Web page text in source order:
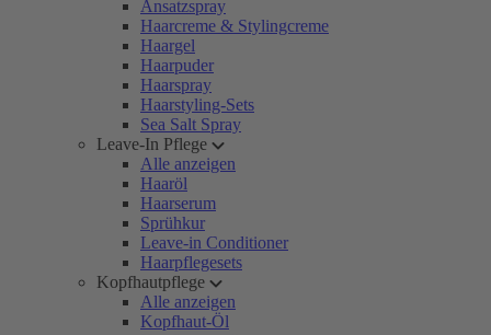
Ansatzspray
Haarcreme & Stylingcreme
Haargel
Haarpuder
Haarspray
Haarstyling-Sets
Sea Salt Spray
Leave-In Pflege
Alle anzeigen
Haaröl
Haarserum
Sprühkur
Leave-in Conditioner
Haarpflegesets
Kopfhautpflege
Alle anzeigen
Kopfhaut-Öl